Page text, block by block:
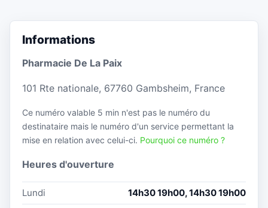
Informations
Pharmacie De La Paix
101 Rte nationale, 67760 Gambsheim, France
Ce numéro valable 5 min n'est pas le numéro du
destinataire mais le numéro d'un service permettant la
mise en relation avec celui-ci. Pourquoi ce numéro ?
Heures d'ouverture
Lundi
14h30 19h00, 14h30 19h00